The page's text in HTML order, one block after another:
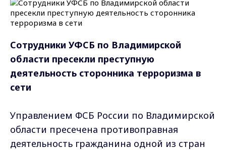
Сотрудники УФСБ по Владимирской
области пресекли преступную
деятельность сторонника терроризма в
сети
Управлением ФСБ России по Владимирской
области пресечена противоправная
деятельность гражданина одной из стран